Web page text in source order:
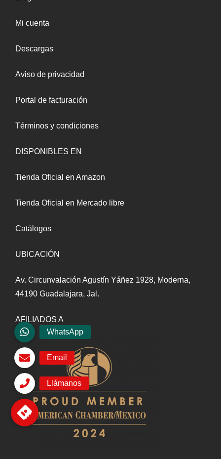
Mi cuenta
Descargas
Aviso de privacidad
Portal de facturación
Términos y condiciones
DISPONIBLES EN
Tienda Oficial en Amazon
Tienda Oficial en Mercado libre
Catálogos
UBICACIÓN
Av. Circunvalación Agustín Yáñez 1928, Moderna,
44190 Guadalajara, Jal.
AFILIADOS A